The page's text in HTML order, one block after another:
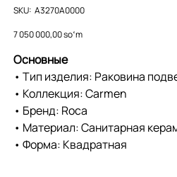
SKU:
SKU
A3270A0000
A3270A0000
Price
7 050 000,00 soʻm
Основные
• Тип изделия: Раковина
• Коллекция: Carmen
• Бренд: Roca
• Материал: Санитарная
• Форма: Квадратная